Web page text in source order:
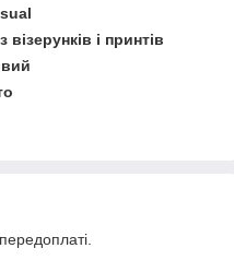
візерунків і принтів